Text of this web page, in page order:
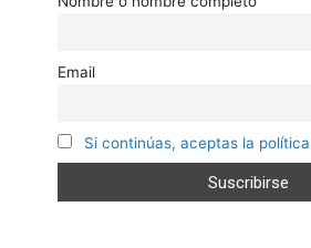
Email
Si continúas, aceptas la